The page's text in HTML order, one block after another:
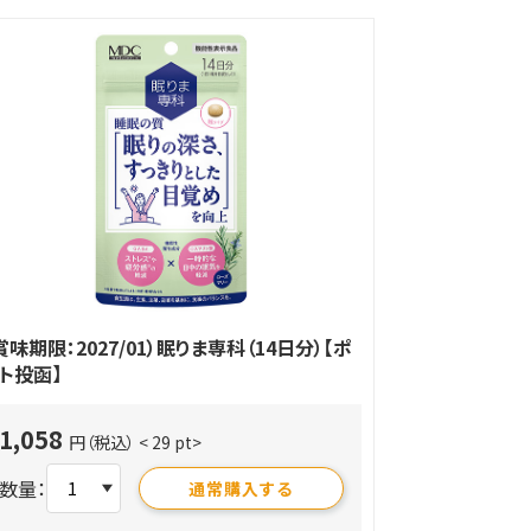
味期限：2027/01）眠りま専科（14日分）【ポ
投函】
円（税込） < 29 pt>
量： 通常購入する